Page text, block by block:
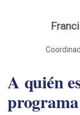
A quién
programa